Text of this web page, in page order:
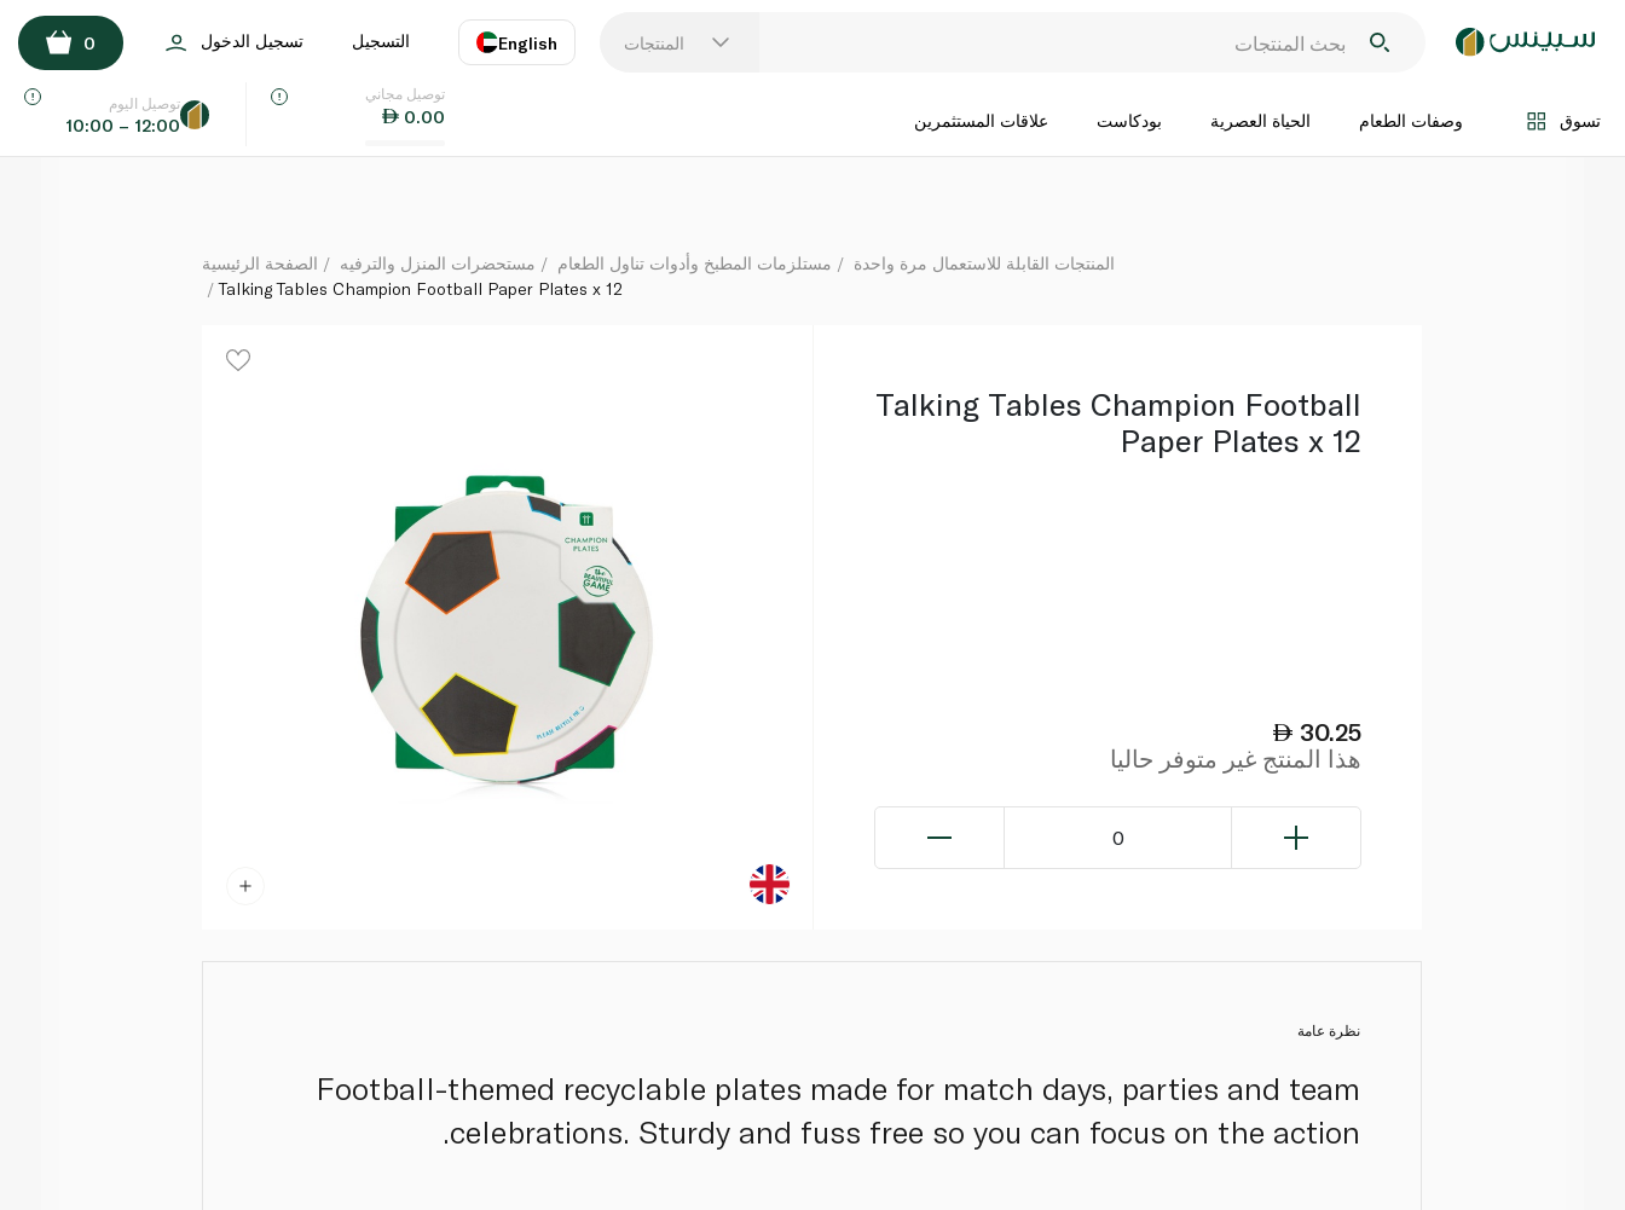
المنتجات English
اللغة
التسجيل تسجيل الدخول 0
تسوق وصفات الطعام الحياة العصرية بودكاست علاقات المستثمرين
توصيل مجاني
0.00
توصيل اليوم
10:00 – 12:00
Talking Tables Champion Football Paper Plates x 12
اضف الى السلة
الصفحة الرئيسية مستحضرات المنزل والترفيه مستلزمات المطبخ وأدوات تناول الطعام
المنتجات القابلة للاستعمال مرة واحدة
Talking Tables Champion Football Paper Plates x 12
Talking Tables Champion Football
Paper Plates x 12
30.25
هذا المنتج غير متوفر حاليا
0
نظرة عامة
Football-themed recyclable plates made for match days, parties and team
celebrations. Sturdy and fuss free so you can focus on the action.